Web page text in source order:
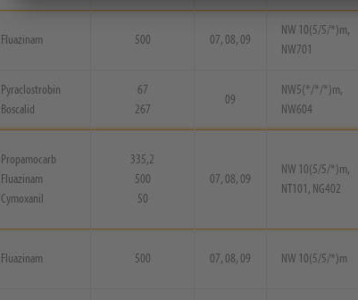
Fluazinam 500 07, 08, 09
NW 10(5/5/*)m,
NW701
Pyraclostrobin
Boscalid
67
267
09
NW5(*/*/*)m,
NW604
Propamocarb
Fluazinam
Cymoxanil
335,2
500
50
07, 08, 09
NW 10(5/5/*)m,
NT101, NG402
Fluazinam 500 07, 08, 09 NW 10(5/5/*)m